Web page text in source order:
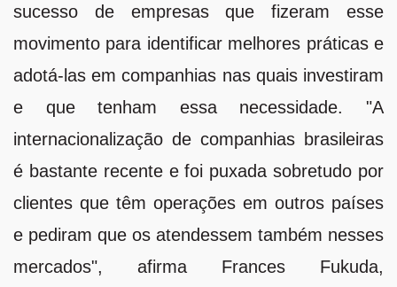
sucesso de empresas que fizeram esse
movimento para identificar melhores práticas e
adotá-las em companhias nas quais investiram
e que tenham essa necessidade. "A
internacionalização de companhias brasileiras
é bastante recente e foi puxada sobretudo por
clientes que têm operações em outros países
e pediram que os atendessem também nesses
mercados", afirma Frances Fukuda,